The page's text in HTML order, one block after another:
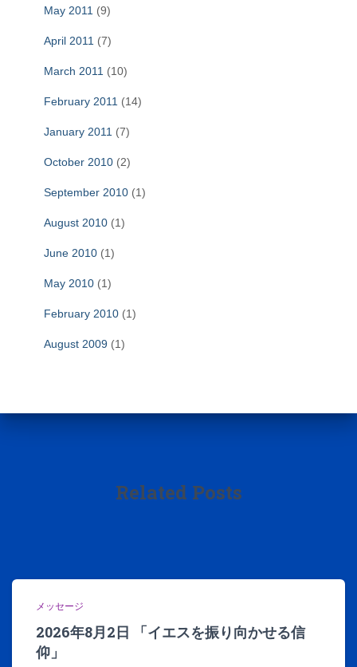
May 2011 (9)
April 2011 (7)
March 2011 (10)
February 2011 (14)
January 2011 (7)
October 2010 (2)
September 2010 (1)
August 2010 (1)
June 2010 (1)
May 2010 (1)
February 2010 (1)
August 2009 (1)
Related Posts
メッセージ
2026年8月2日 「イエスを振り向かせる信
仰」